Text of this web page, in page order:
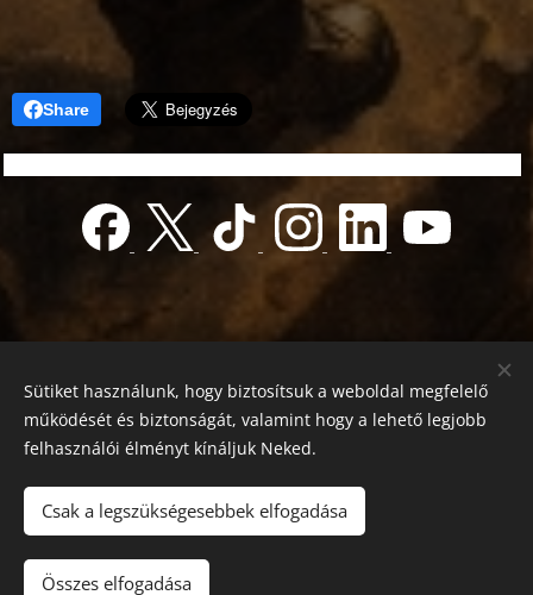
Share
Országos azonosító:
0100/60270/2025/2300092318647
Adószám: 19419028-1-43
Sütiket használunk, hogy biztosítsuk a weboldal megfelelő
működését és biztonságát, valamint hogy a lehető legjobb
felhasználói élményt kínáljuk Neked.
Csak a legszükségesebbek elfogadása
Összes elfogadása